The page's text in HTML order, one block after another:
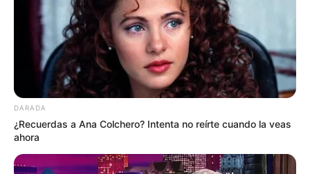
DARADA
¿Recuerdas a Ana Colchero? Intenta no reírte cuando la veas
ahora